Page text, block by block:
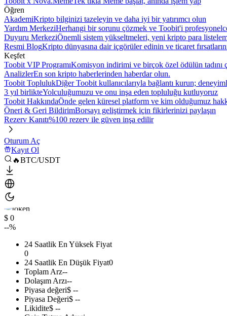
Öğren
AkademiKripto bilginizi tazeleyin ve daha iyi bir yatırımcı olun
Yardım MerkeziHerhangi bir sorunu çözmek ve Toobit'i
Duyuru MerkeziÖnemli sistem yükseltmeleri, yeni kripto para
Resmi BlogKripto dünyasına dair içgörüler edinin ve ticaret
Keşfet
Toobit VIP ProgramıKomisyon indirimi ve birçok özel ödülün tadını
AnalizlerEn son kripto haberlerinden haberdar olun.
Toobit ToplulukDiğer Toobit kullanıcılarıyla bağlantı kurun;
3 yıl birlikteYolculuğumuzu ve onu inşa eden topluluğu kutluyoruz
Toobit HakkındaÖnde gelen küresel platform ve kim olduğumuz
Öneri & Geri BildirimBorsayı geliştirmek için fikirlerinizi paylaşın
Rezerv Kanıtı%100 rezerv ile güven inşa edilir
Oturum Aç
Kayıt Ol
🔥BTC/USDT
$ 0
--%
24 Saatlik En Yüksek Fiyat
0
24 Saatlik En Düşük Fiyat0
Toplam Arz--
Dolaşım Arzı--
Piyasa değeri$ --
Piyasa Değeri$ --
Likidite$ --